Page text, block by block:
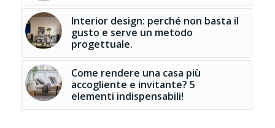
Interior design: perché non basta il
gusto e serve un metodo
progettuale.
Come rendere una casa più
accogliente e invitante? 5
elementi indispensabili!